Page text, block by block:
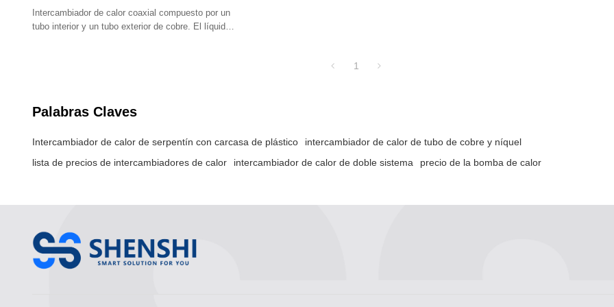
Intercambiador de calor coaxial compuesto por un
tubo interior y un tubo exterior de cobre. El líquido
1
Palabras Claves
Intercambiador de calor de serpentín con carcasa de plástico
intercambiador de calor de tubo de cobre y níquel
lista de precios de intercambiadores de calor
intercambiador de calor de doble sistema precio de la bomba de calor